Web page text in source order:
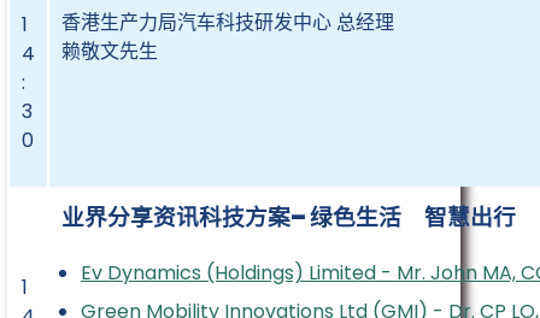
1
4
:
3
0
香港生产力局汽车科技研发中心 总经理
赖敬文先生
1
业界分享资讯科技方案– 绿色生活 智慧出行
Ev Dynamics (Holdings) Limited - Mr. John MA,
Green Mobility Innovations Ltd (GMI) - Dr. CP